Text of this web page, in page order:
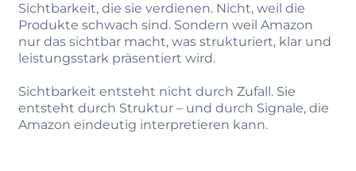
Sichtbarkeit, die sie verdienen. Nicht, weil die
Produkte schwach sind. Sondern weil Amazon
nur das sichtbar macht, was strukturiert, klar und
leistungsstark präsentiert wird.
Sichtbarkeit entsteht nicht durch Zufall. Sie
entsteht durch Struktur – und durch Signale, die
Amazon eindeutig interpretieren kann.